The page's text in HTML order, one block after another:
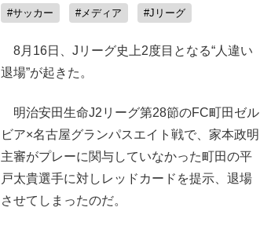
#サッカー #メディア #Jリーグ
8月16日、Jリーグ史上2度目となる“人違い
退場”が起きた。
明治安田生命J2リーグ第28節のFC町田ゼル
ビア×名古屋グランパスエイト戦で、家本政明
主審がプレーに関与していなかった町田の平
戸太貴選手に対しレッドカードを提示、退場
させてしまったのだ。